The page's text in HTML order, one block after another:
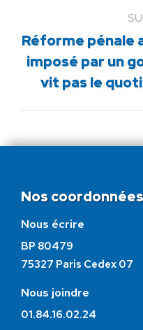
Réforme pénale
imposé par un
vit pas le
Nos coordonnées
Nous écrire
BP 80479
75327 Paris Cedex 07
Nous joindre
01.84.16.02.24